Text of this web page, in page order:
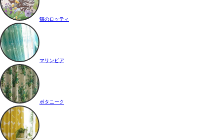
猫のロッティ
マリンピア
ボタニーク